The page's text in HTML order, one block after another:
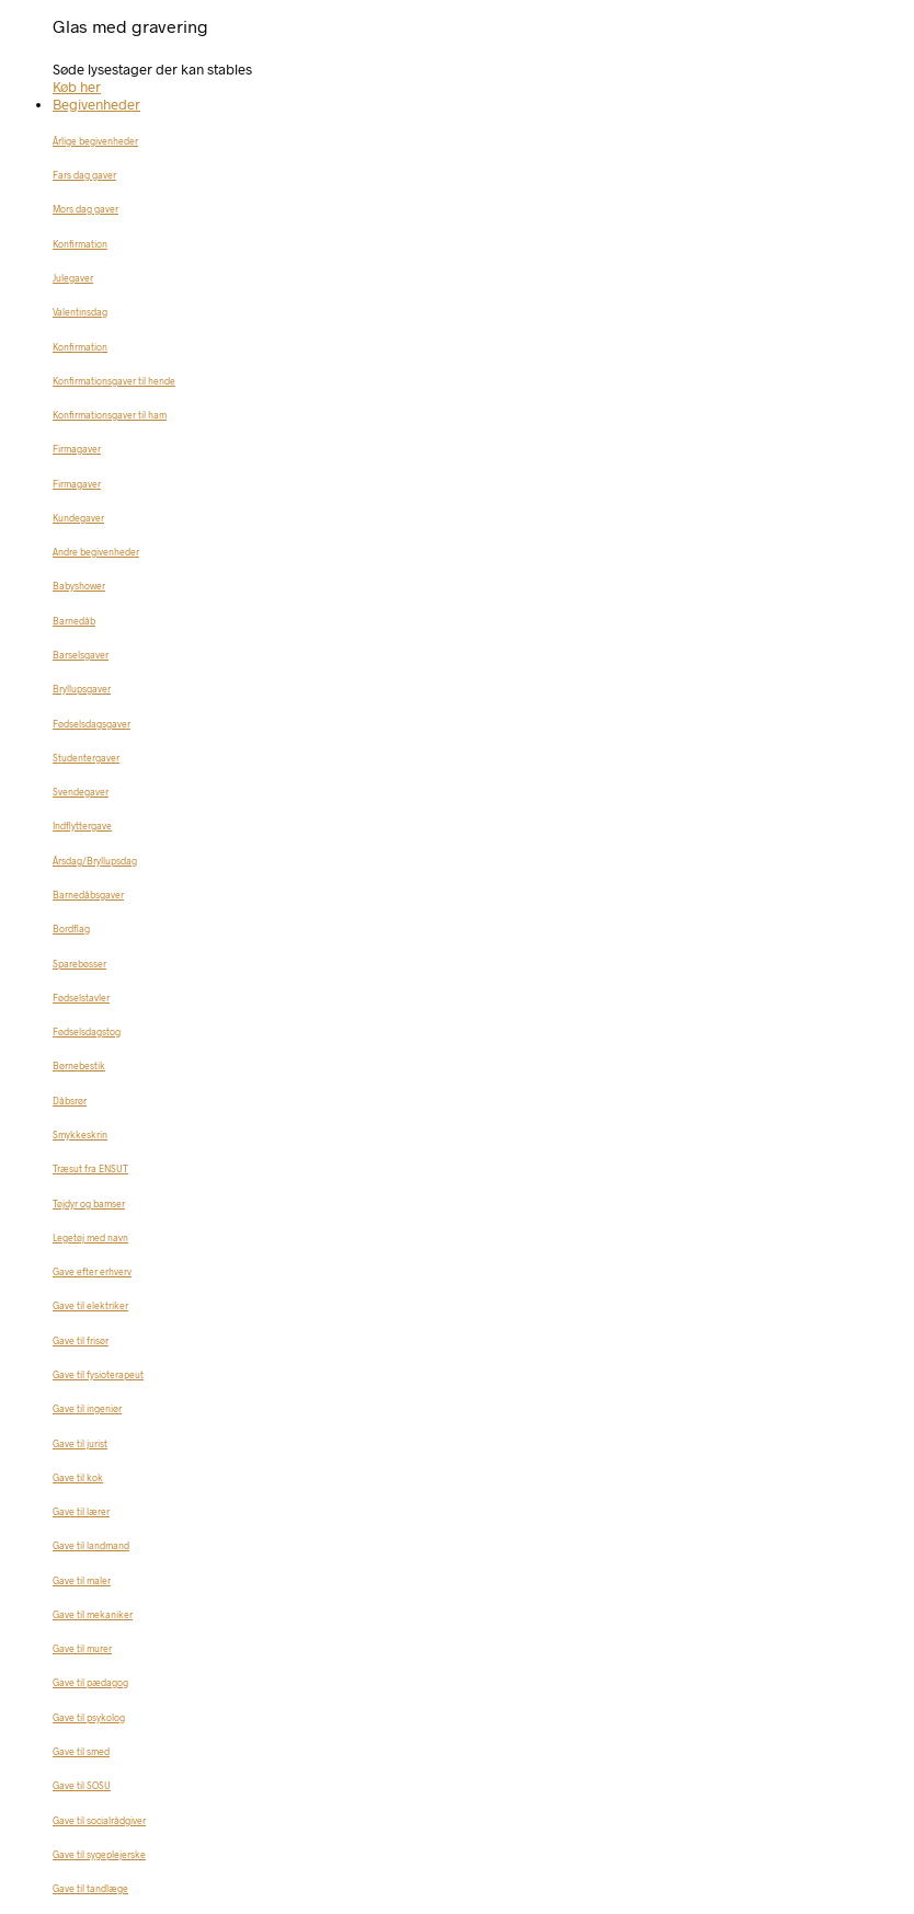
Glas med gravering
Søde lysestager der kan stables
Køb her
Begivenheder
Årlige begivenheder
Fars dag gaver
Mors dag gaver
Konfirmation
Julegaver
Valentinsdag
Konfirmation
Konfirmationsgaver til hende
Konfirmationsgaver til ham
Firmagaver
Firmagaver
Kundegaver
Andre begivenheder
Babyshower
Barnedåb
Barselsgaver
Bryllupsgaver
Fødselsdagsgaver
Studentergaver
Svendegaver
Indflyttergave
Årsdag/Bryllupsdag
Barnedåbsgaver
Bordflag
Sparebøsser
Fødselstavler
Fødselsdagstog
Børnebestik
Dåbsrør
Smykkeskrin
Træsut fra ENSUT
Tøjdyr og bamser
Legetøj med navn
Gave efter erhverv
Gave til elektriker
Gave til frisør
Gave til fysioterapeut
Gave til ingeniør
Gave til jurist
Gave til kok
Gave til lærer
Gave til landmand
Gave til maler
Gave til mekaniker
Gave til murer
Gave til pædagog
Gave til psykolog
Gave til smed
Gave til SOSU
Gave til socialrådgiver
Gave til sygeplejerske
Gave til tandlæge